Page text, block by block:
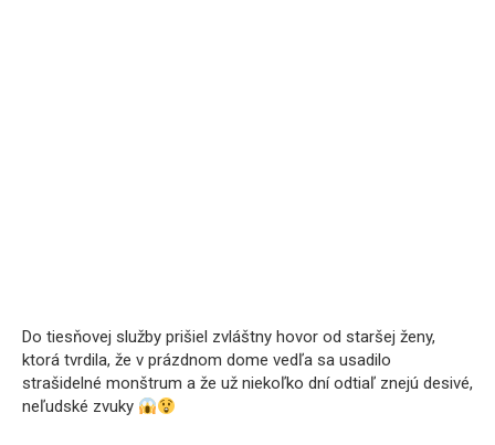
Do tiesňovej služby prišiel zvláštny hovor od staršej ženy,
ktorá tvrdila, že v prázdnom dome vedľa sa usadilo
strašidelné monštrum a že už niekoľko dní odtiaľ znejú desivé,
neľudské zvuky